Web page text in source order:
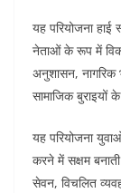
यह परियोजना
नेताओं के रूप में
अनुशासन, नागरिक
सामाजिक बुराइयों
यह परियोजना
करने में सक्षम
सेवन, विचलित